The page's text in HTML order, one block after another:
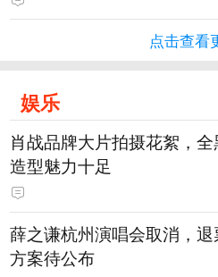
点击查看
娱乐
肖战品牌大片拍摄花絮，
造型魅力十足
薛之谦杭州演唱会取消，
方案待公布